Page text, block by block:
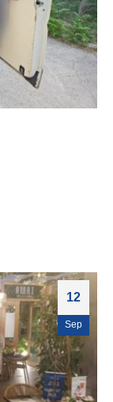
12
Sep